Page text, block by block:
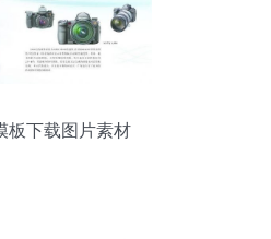
板下载图片素材